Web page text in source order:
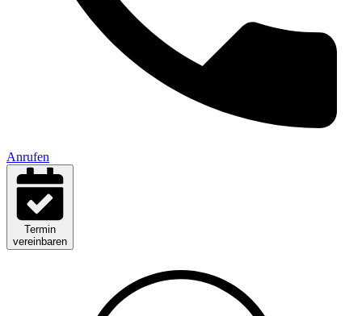
Anrufen
Termin
vereinbaren